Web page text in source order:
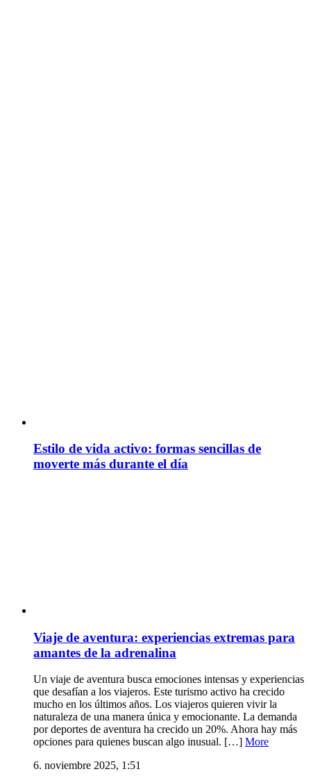
Estilo de vida activo: formas sencillas de
moverte más durante el día
Viaje de aventura: experiencias extremas para
amantes de la adrenalina
Un viaje de aventura busca emociones intensas y experiencias
que desafían a los viajeros. Este turismo activo ha crecido
mucho en los últimos años. Los viajeros quieren vivir la
naturaleza de una manera única y emocionante. La demanda
por deportes de aventura ha crecido un 20%. Ahora hay más
opciones para quienes buscan algo inusual. […] More
6. noviembre 2025, 1:51